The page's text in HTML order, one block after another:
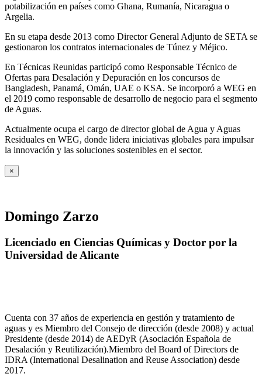
potabilización en países como Ghana, Rumanía, Nicaragua o
Argelia.
En su etapa desde 2013 como Director General Adjunto de SETA se
gestionaron los contratos internacionales de Túnez y Méjico.
En Técnicas Reunidas participó como Responsable Técnico de
Ofertas para Desalación y Depuración en los concursos de
Bangladesh, Panamá, Omán, UAE o KSA. Se incorporó a WEG en
el 2019 como responsable de desarrollo de negocio para el segmento
de Aguas.
Actualmente ocupa el cargo de director global de Agua y Aguas
Residuales en WEG, donde lidera iniciativas globales para impulsar
la innovación y las soluciones sostenibles en el sector.
×
Domingo Zarzo
Licenciado en Ciencias Químicas y Doctor por la
Universidad de Alicante
Cuenta con 37 años de experiencia en gestión y tratamiento de
aguas y es Miembro del Consejo de dirección (desde 2008) y actual
Presidente (desde 2014) de AEDyR (Asociación Española de
Desalación y Reutilización).Miembro del Board of Directors de
IDRA (International Desalination and Reuse Association) desde
2017.